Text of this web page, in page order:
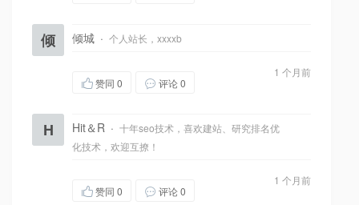
倾 倾城 · 个人站长，xxxxb
1 个月前
赞同 0 评论 0
H Hit＆R · 十年seo技术，喜欢建站、研究排名优
化技术，欢迎互撩！
1 个月前
赞同 0 评论 0